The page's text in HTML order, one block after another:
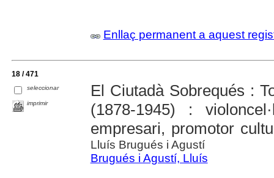
Enllaç permanent a aquest
18 / 471
seleccionar
imprimir
El Ciutadà Sobrequés :
(1878-1945) :
empresari, promotor
Lluís Brugués i Agustí
Brugués i Agustí, Lluís